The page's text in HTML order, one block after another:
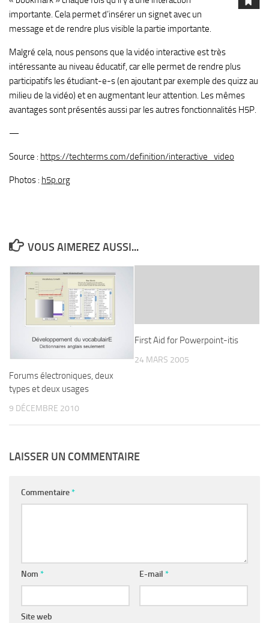
importante. Cela permet d’insérer un signet avec un
message et de rendre plus visible la partie importante.
Malgré cela, nous pensons que la vidéo interactive est très
intéressante au niveau éducatif, car elle permet de rendre plus
participatifs les étudiant-e-s (en ajoutant par exemple des quizz au
milieu de la vidéo) et en augmentant leur attention. Les mêmes
avantages sont présentés aussi par les autres fonctionnalités H5P.
—
Source : https://techterms.com/definition/interactive_video
Photos : h5p.org
VOUS AIMEREZ AUSSI...
Forums électroniques, deux
types et deux usages
9 DÉCEMBRE 2010
First Aid for Powerpoint-itis
24 MARS 2005
LAISSER UN COMMENTAIRE
Commentaire*
Nom * E-mail *
Site web